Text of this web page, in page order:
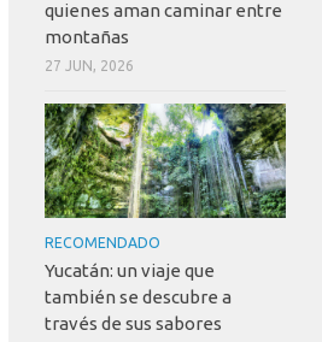
quienes aman caminar entre
montañas
27 JUN, 2026
RECOMENDADO
Yucatán: un viaje que
también se descubre a
través de sus sabores